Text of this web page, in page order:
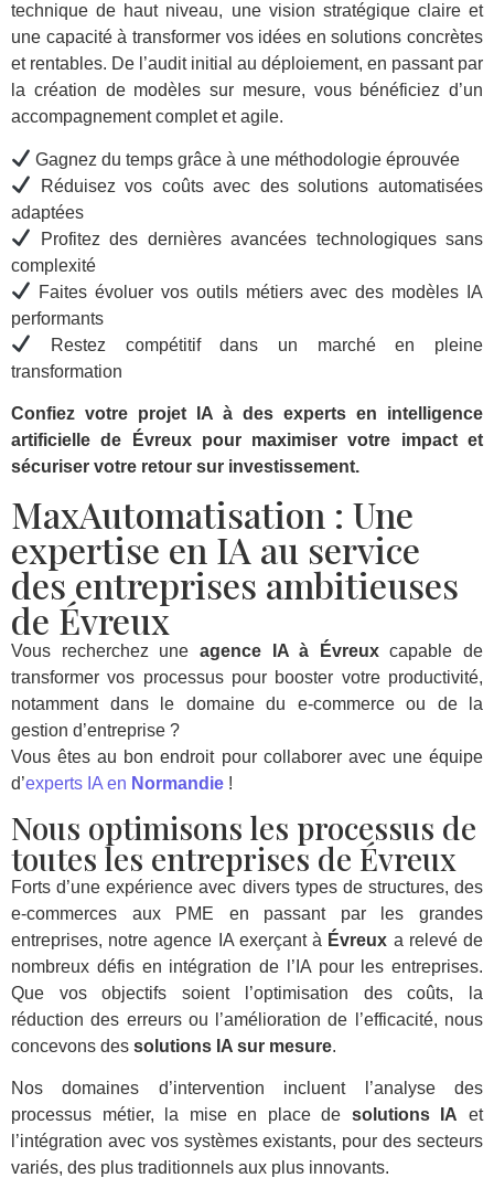
technique de haut niveau, une vision stratégique claire et
une capacité à transformer vos idées en solutions concrètes
et rentables. De l’audit initial au déploiement, en passant par
la création de modèles sur mesure, vous bénéficiez d’un
accompagnement complet et agile.
Gagnez du temps grâce à une méthodologie éprouvée
Réduisez vos coûts avec des solutions automatisées
adaptées
Profitez des dernières avancées technologiques sans
complexité
Faites évoluer vos outils métiers avec des modèles IA
performants
Restez compétitif dans un marché en pleine
transformation
Confiez votre projet IA à des experts en intelligence
artificielle de Évreux pour maximiser votre impact et
sécuriser votre retour sur investissement.
MaxAutomatisation : Une
expertise en IA au service
des entreprises ambitieuses
de Évreux
Vous recherchez une agence IA à Évreuxcapable de
transformer vos processus pour booster votre productivité,
notamment dans le domaine du e-commerce ou de la
gestion d’entreprise ?
Vous êtes au bon endroit pour collaborer avec une équipe
d’experts IA en Normandie !
Nous optimisons les processus de
toutes les entreprises de Évreux
Forts d’une expérience avec divers types de structures, des
e-commerces aux PME en passant par les grandes
entreprises, notre agence IA exerçant à Évreux a relevé de
nombreux défis en intégration de l’IA pour les entreprises.
Que vos objectifs soient l’optimisation des coûts, la
réduction des erreurs ou l’amélioration de l’efficacité, nous
concevons des solutions IA sur mesure.
Nos domaines d’intervention incluent l’analyse des
processus métier, la mise en place de solutions IA et
l’intégration avec vos systèmes existants, pour des secteurs
variés, des plus traditionnels aux plus innovants.